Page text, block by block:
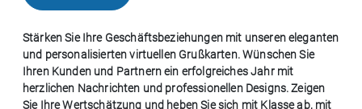
Kommunion
Trauer
Geburtstag
Stärken Sie Ihre Geschäftsbeziehungen mit unseren eleganten
und personalisierten virtuellen Grußkarten. Wünschen Sie
Ihren Kunden und Partnern ein erfolgreiches Jahr mit
herzlichen Nachrichten und professionellen Designs. Zeigen
Sie Ihre Wertschätzung und heben Sie sich mit Klasse ab, mit